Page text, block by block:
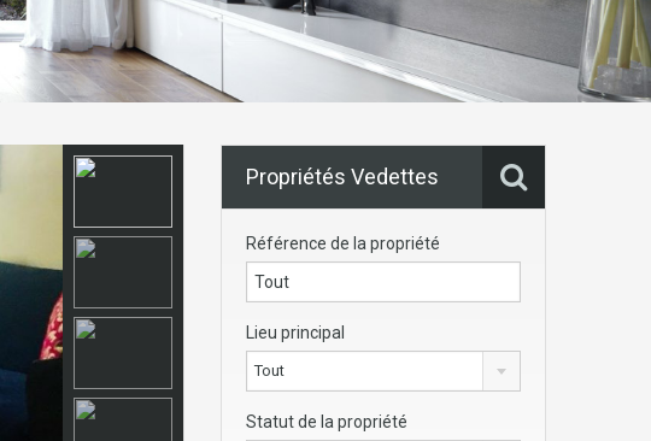
Propriétés Vedettes
Référence de la propriété
Lieu principal
Tout
Statut de la propriété